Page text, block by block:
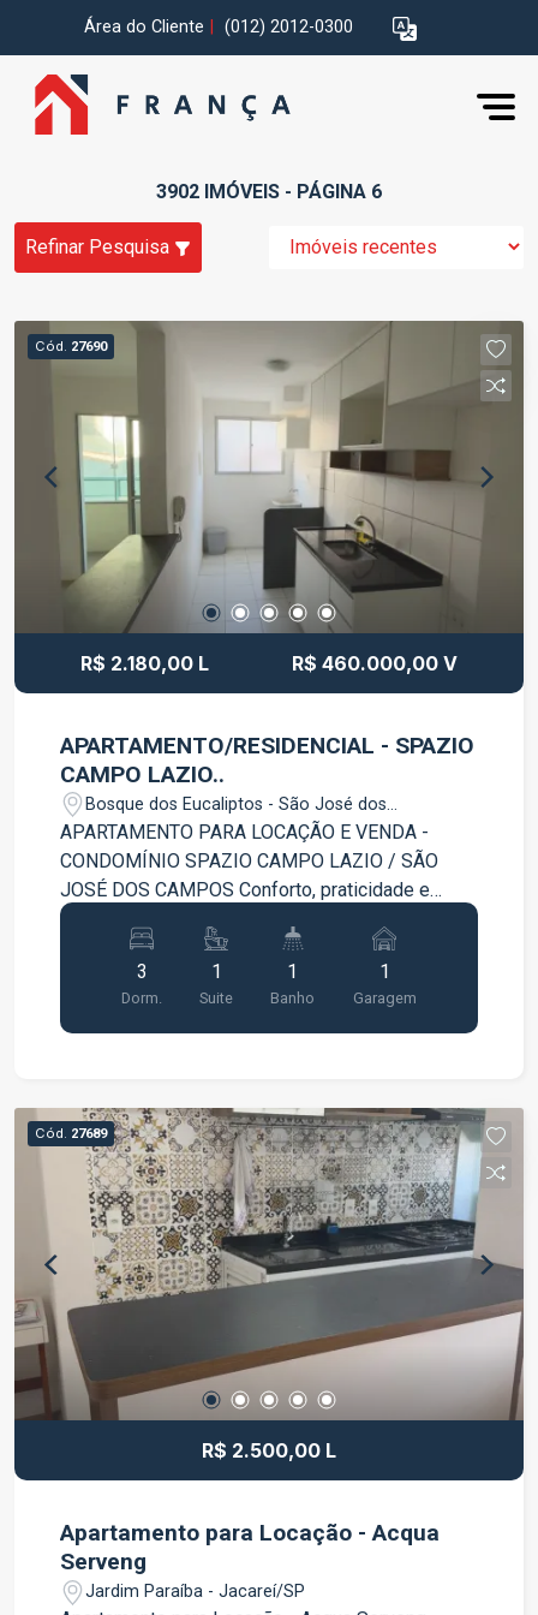
Área do Cliente (012) 2012-0300
3902 IMÓVEIS - PÁGINA 6
Refinar Pesquisa
Cód. 27690
R$ 2.180,00 L R$ 460.000,00 V
APARTAMENTO/RESIDENCIAL - SPAZIO
CAMPO LAZIO..
Bosque dos Eucaliptos - São José dos
Campos/SP
APARTAMENTO PARA LOCAÇÃO E VENDA -
CONDOMÍNIO SPAZIO CAMPO LAZIO / SÃO
JOSÉ DOS CAMPOS Conforto, praticidade e
excelente localização em um só lugar! Este
apartamento é ideal para quem busca um imóvel
bem distribuído, com ambientes aconchegantes
e uma localização privilegiada para facilitar o dia
a dia. O imóvel conta com: 03 dormitórios, sendo
vidro Varanda 01 vaga de garagem Localizado
em uma região com excelente infraestrutura,
próximo a supermercados, escolas, farmácias,
restaurantes, comércios e diversos serviços,
além de oferecer fácil acesso às principais vias
da cidade. O Condomínio Spazio Campo Lazio
proporciona um ambiente tranquilo, organizado e
seguro, oferecendo mais conforto e qualidade de
vida para toda a família. Uma excelente
oportunidade para morar ou investir! Agende uma
visita com nossos corretores e venha conhecer
este excelente imóvel.
3
Dorm.
1
Suite
1
Banho
1
Garagem
Cód. 27689
R$ 2.500,00 L
Apartamento para Locação - Acqua
Serveng
Jardim Paraíba - Jacareí/SP